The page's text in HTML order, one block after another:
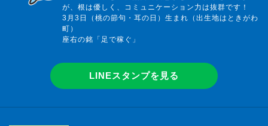
が、根は優しく、コミュニケーション力は抜群です！
3月3日（桃の節句・耳の日）生まれ（出生地はときがわ
町）
座右の銘「足で稼ぐ」
LINEスタンプを見る